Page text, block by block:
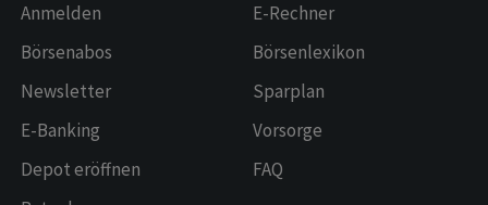
Anmelden
Börsenabos
Newsletter
E-Banking
Depot eröffnen
E-Rechner
Börsenlexikon
Sparplan
Vorsorge
FAQ